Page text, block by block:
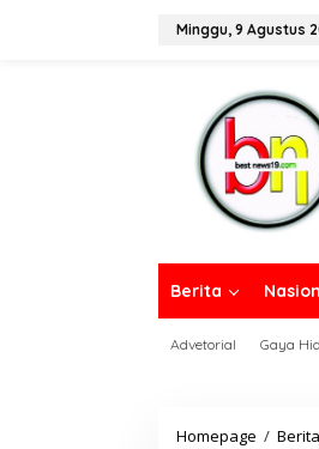
Minggu, 9 Agustus
Berita
Advetorial Gaya
Homepage / Berita